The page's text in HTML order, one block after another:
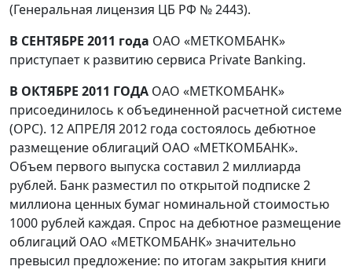
(Генеральная лицензия ЦБ РФ № 2443).
В СЕНТЯБРЕ 2011 года ОАО «МЕТКОМБАНК»
приступает к развитию сервиса Private Banking.
В ОКТЯБРЕ 2011 ГОДА ОАО «МЕТКОМБАНК»
присоединилось к объединенной расчетной системе
(ОРС). 12 АПРЕЛЯ 2012 года состоялось дебютное
размещение облигаций ОАО «МЕТКОМБАНК».
Объем первого выпуска составил 2 миллиарда
рублей. Банк разместил по открытой подписке 2
миллиона ценных бумаг номинальной стоимостью
1000 рублей каждая. Спрос на дебютное размещение
облигаций ОАО «МЕТКОМБАНК» значительно
превысил предложение: по итогам закрытия книги